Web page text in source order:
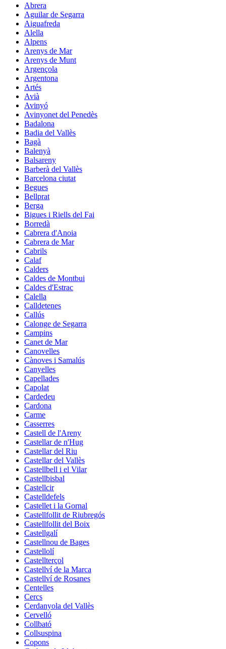
Abrera
Aguilar de Segarra
Aiguafreda
Alella
Alpens
Arenys de Mar
Arenys de Munt
Argençola
Argentona
Artés
Avià
Avinyó
Avinyonet del Penedès
Badalona
Badia del Vallès
Bagà
Balenyà
Balsareny
Barberà del Vallès
Barcelona ciutat
Begues
Bellprat
Berga
Bigues i Riells del Fai
Borredà
Cabrera d'Anoia
Cabrera de Mar
Cabrils
Calaf
Calders
Caldes de Montbui
Caldes d'Estrac
Calella
Calldetenes
Callús
Calonge de Segarra
Campins
Canet de Mar
Canovelles
Cànoves i Samalús
Canyelles
Capellades
Capolat
Cardedeu
Cardona
Carme
Casserres
Castell de l'Areny
Castellar de n'Hug
Castellar del Riu
Castellar del Vallès
Castellbell i el Vilar
Castellbisbal
Castellcir
Castelldefels
Castellet i la Gornal
Castellfollit de Riubregós
Castellfollit del Boix
Castellgalí
Castellnou de Bages
Castellolí
Castellterçol
Castellví de la Marca
Castellví de Rosanes
Centelles
Cercs
Cerdanyola del Vallès
Cervelló
Collbató
Collsuspina
Copons